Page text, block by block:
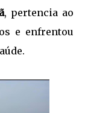
, pertencia ao
e enfrentou